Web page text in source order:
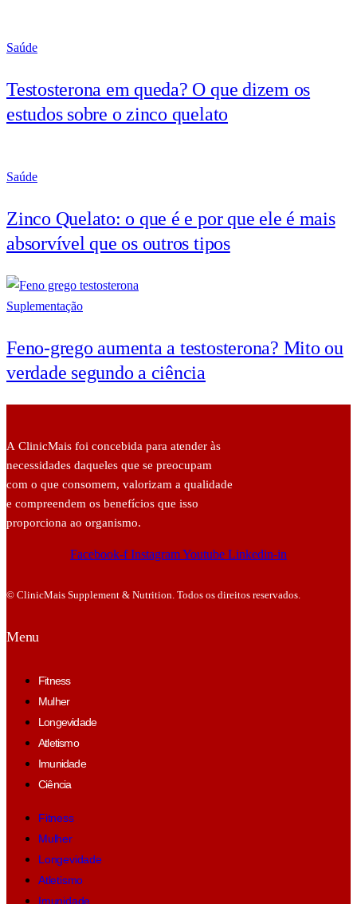
Saúde
Testosterona em queda? O que dizem os
estudos sobre o zinco quelato
Saúde
Zinco Quelato: o que é e por que ele é mais
absorvível que os outros tipos
Suplementação
Feno-grego aumenta a testosterona? Mito ou
verdade segundo a ciência
A ClinicMais foi concebida para atender às
necessidades daqueles que se preocupam
com o que consomem, valorizam a qualidade
e compreendem os benefícios que isso
proporciona ao organismo.
Facebook-f InstagramYoutube Linkedin-in
© ClinicMais Supplement & Nutrition. Todos os direitos reservados.
Menu
Fitness
Mulher
Longevidade
Atletismo
Imunidade
Ciência
Fitness
Mulher
Longevidade
Atletismo
Imunidade